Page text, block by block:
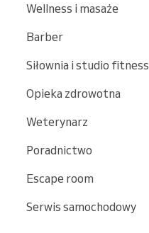
Wellness i masaże
Barber
Siłownia i studio fitness
Opieka zdrowotna
Weterynarz
Poradnictwo
Escape room
Serwis samochodowy